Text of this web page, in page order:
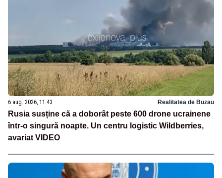
6 aug. 2026, 11:43 Realitatea de Buzau
Rusia susține că a doborât peste 600 drone ucrainene
într-o singură noapte. Un centru logistic Wildberries,
avariat VIDEO